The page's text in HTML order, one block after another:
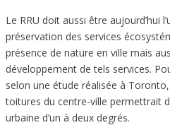
Le RRU doit aussi être aujourd’hui
préservation des services
présence de nature en ville mais
développement de tels services.
selon une étude réalisée à
toitures du centre-ville permettrait
urbaine d’un à deux degrés.